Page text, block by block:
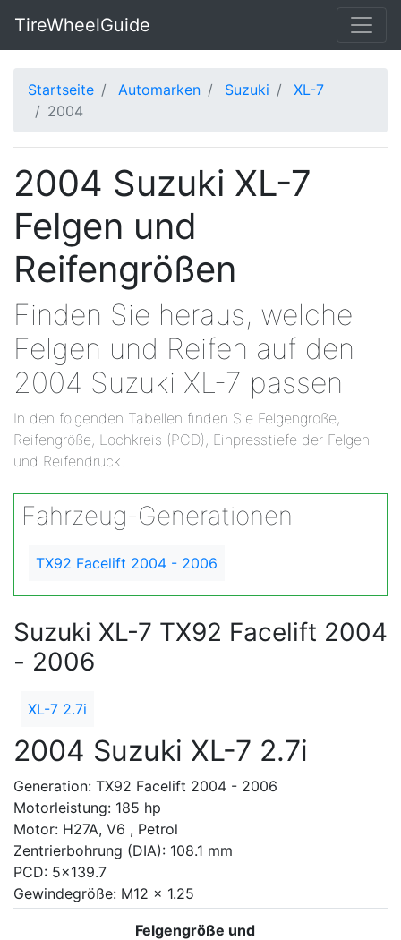
TireWheelGuide
Startseite Automarken Suzuki
XL-7
2004
2004 Suzuki XL-7
Felgen und
Reifengrößen
Finden Sie heraus, welche
Felgen und Reifen auf den
2004 Suzuki XL-7 passen
In den folgenden Tabellen finden Sie Felgengröße,
Reifengröße, Lochkreis (PCD), Einpresstiefe der Felgen
und Reifendruck.
Fahrzeug-Generationen
TX92 Facelift 2004 - 2006
Suzuki XL-7 TX92 Facelift 2004
- 2006
XL-7 2.7i
2004 Suzuki XL-7 2.7i
Generation: TX92 Facelift 2004 - 2006
Motorleistung: 185 hp
Motor: H27A, V6 , Petrol
Zentrierbohrung (DIA): 108.1 mm
PCD: 5x139.7
Gewindegröße: M12 x 1.25
Felgengröße und